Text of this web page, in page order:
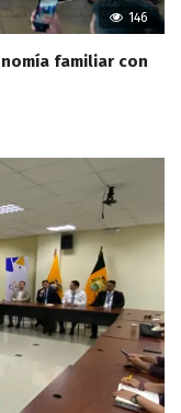
146
familiar con